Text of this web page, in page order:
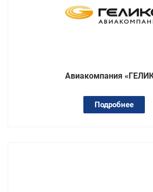
Авиакомпания
Подробнее